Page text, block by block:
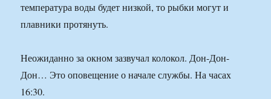
температура воды будет низкой, то рыбки могут и
плавники протянуть.
Неожиданно за окном зазвучал колокол. Дон-Дон-
Дон… Это оповещение о начале службы. На часах
16:30.